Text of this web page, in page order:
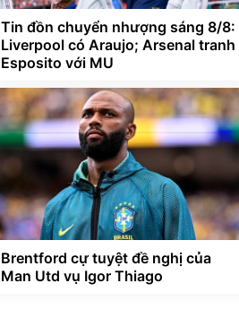
Tin đồn chuyển nhượng sáng 8/8:
Liverpool có Araujo; Arsenal tranh
Esposito với MU
Brentford cự tuyệt đề nghị của
Man Utd vụ Igor Thiago